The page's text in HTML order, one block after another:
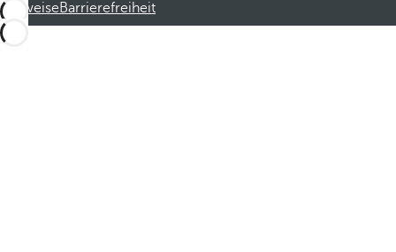
HinweiseBarrierefreiheit